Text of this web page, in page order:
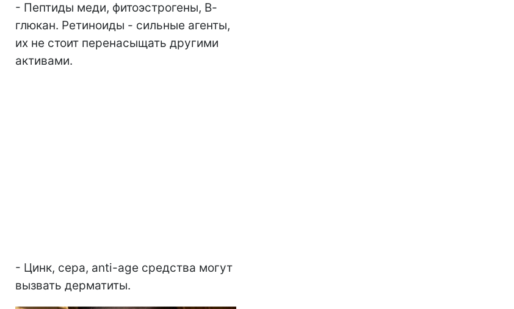
- Пептиды меди, фитоэстрогены, В-
глюкан. Ретиноиды - сильные агенты,
их не стоит перенасыщать другими
активами.
- Цинк, сера, anti-age средства могут
вызвать дерматиты.